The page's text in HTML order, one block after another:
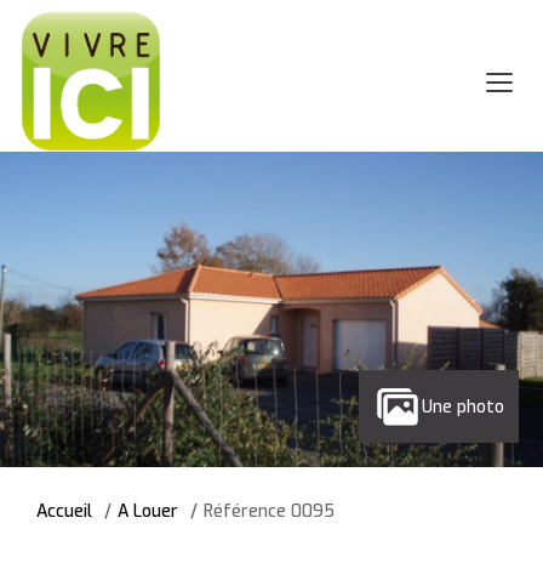
Une photo
Accueil A Louer Référence 0095